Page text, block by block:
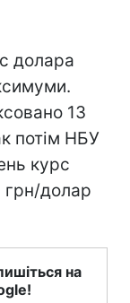
долара
13
потім НБУ
курс
грн/долар
на